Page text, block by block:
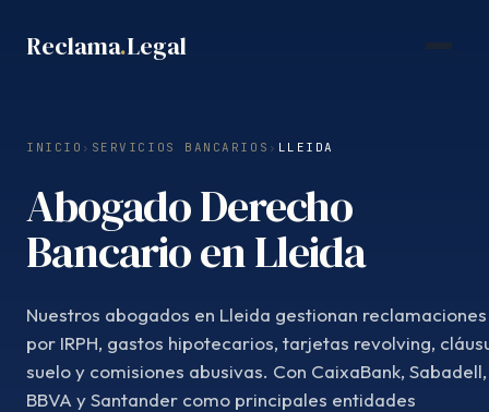
Reclama.Legal
INICIO › SERVICIOS BANCARIOS › LLEIDA
Abogado Derecho
Bancario en Lleida
Nuestros abogados en Lleida gestionan reclamaciones
por IRPH, gastos hipotecarios, tarjetas revolving,
suelo y comisiones abusivas. Con CaixaBank, Sabadell,
BBVA y Santander como principales entidades